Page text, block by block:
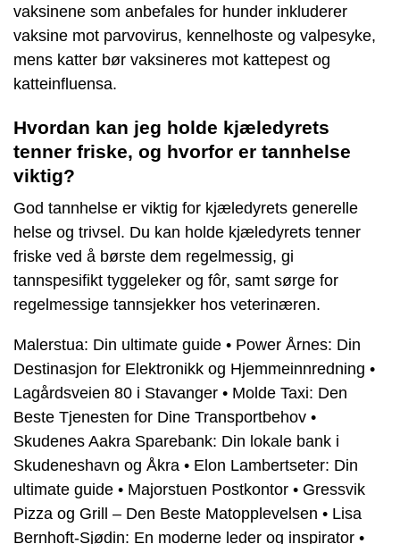
vaksinene som anbefales for hunder inkluderer
vaksine mot parvovirus, kennelhoste og valpesyke,
mens katter bør vaksineres mot kattepest og
katteinfluensa.
Hvordan kan jeg holde kjæledyrets
tenner friske, og hvorfor er tannhelse
viktig?
God tannhelse er viktig for kjæledyrets generelle
helse og trivsel. Du kan holde kjæledyrets tenner
friske ved å børste dem regelmessig, gi
tannspesifikt tyggeleker og fôr, samt sørge for
regelmessige tannsjekker hos veterinæren.
Malerstua: Din ultimate guide • Power Årnes: Din
Destinasjon for Elektronikk og Hjemmeinnredning •
Lagårdsveien 80 i Stavanger • Molde Taxi: Den
Beste Tjenesten for Dine Transportbehov •
Skudenes Aakra Sparebank: Din lokale bank i
Skudeneshavn og Åkra • Elon Lambertseter: Din
ultimate guide • Majorstuen Postkontor • Gressvik
Pizza og Grill – Den Beste Matopplevelsen • Lisa
Bernhoft-Sjødin: En moderne leder og inspirator •